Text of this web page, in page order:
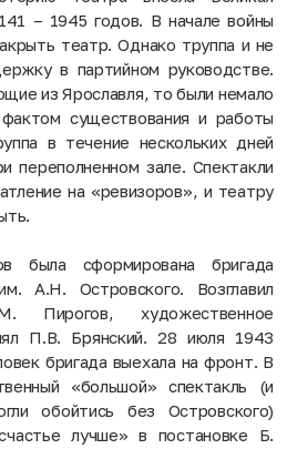
– 1945 годов. В начале войны
театр. Однако труппа и не
в партийном руководстве.
из Ярославля, то были немало
существования и работы
в течение нескольких дней
переполненном зале. Спектакли
на «ревизоров», и театру
была сформирована бригада
А.Н. Островского. Возглавил
Пирогов, художественное
П.В. Брянский. 28 июля 1943
бригада выехала на фронт. В
«большой» спектакль (и
обойтись без Островского)
лучше» в постановке Б.